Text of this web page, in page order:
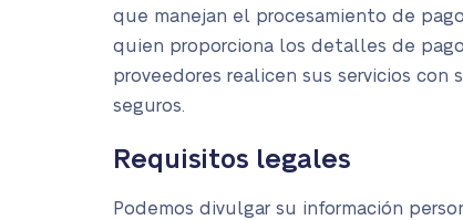
que manejan el procesamiento de
quien proporciona los detalles de
proveedores realicen sus servicios
seguros.
Requisitos legales
Podemos divulgar su información